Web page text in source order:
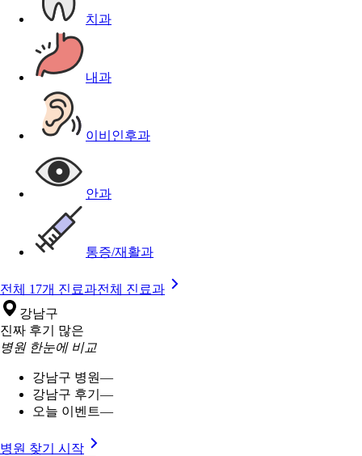
치과
내과
이비인후과
안과
통증/재활과
전체 17개 진료과전체 진료과
강남구
진짜 후기 많은
병원 한눈에 비교
강남구 병원—
강남구 후기 —
오늘 이벤트—
병원 찾기 시작